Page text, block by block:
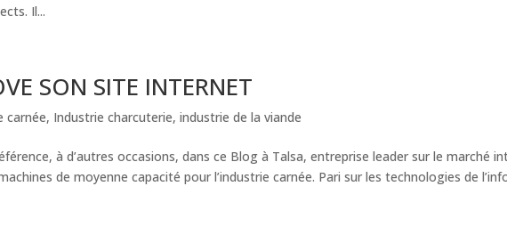
Il...
SON SITE INTERNET
carnée, Industrie charcuterie,industrie de la viande
à d’autres occasions, dans ce Blog à Talsa, entreprise leader sur le marché
de moyenne capacité pour l’industrie carnée. Pari sur les technologies de